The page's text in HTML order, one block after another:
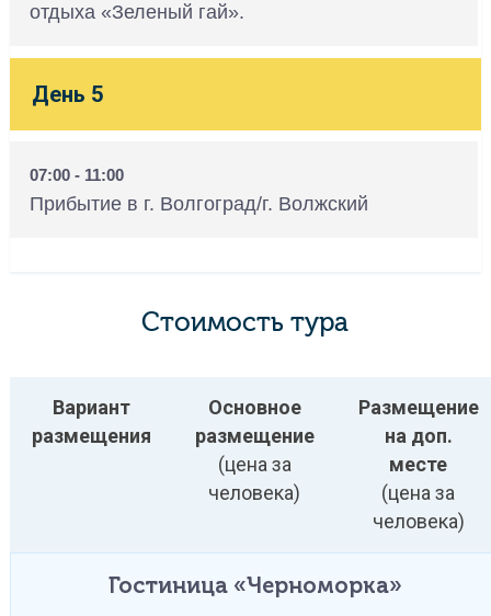
отдыха «Зеленый гай».
День 5
07:00 - 11:00
Прибытие в г. Волгоград/г. Волжский
Стоимость тура
Вариант
размещения
Основное
размещение
(цена за
человека)
Размещение
на доп.
месте
(цена за
человека)
Гостиница «Черноморка»